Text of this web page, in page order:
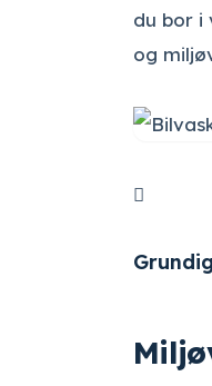
du bor i
og
